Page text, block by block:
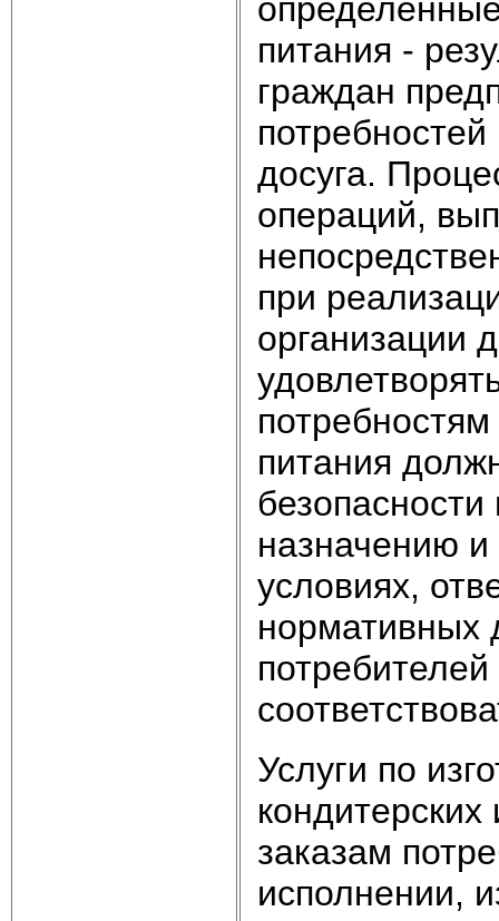
питания -
граждан
досуга.
операций,
при
организации
питания
назначению и
условиях,
нормативных
Услуги по
заказам
исполнении,